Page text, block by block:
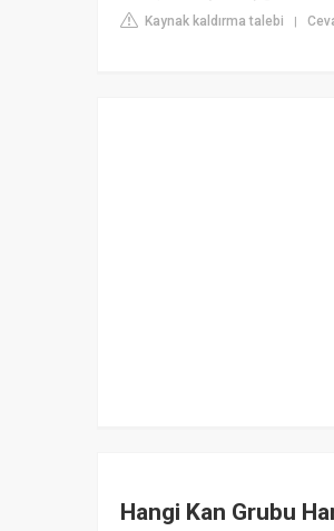
Kaynak kaldırma talebi |
Hangi Kan Grubu